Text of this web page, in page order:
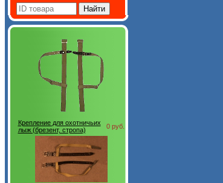
Крепление для охотничьих
лыж (брезент, стропа)
0 руб.